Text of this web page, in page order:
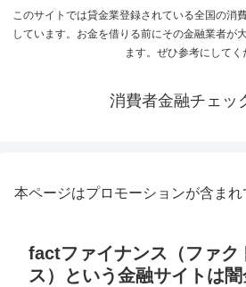
このサイトでは貸金業登録されている全国の消
しています。お金を借りる前にその金融業者が
ます。ぜひ参考にしてく
消費者金融チェッ
本ページはプロモーションが含まれ
factファイナンス（ファク
ス）という金融サイトは